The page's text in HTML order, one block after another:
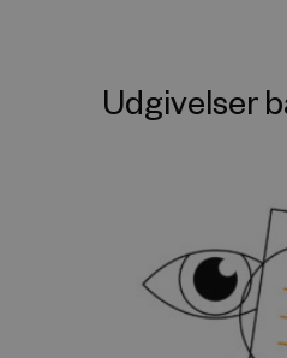
Udgivelser